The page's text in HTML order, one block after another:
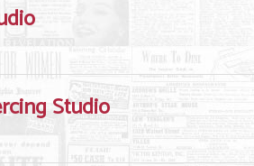
Studio